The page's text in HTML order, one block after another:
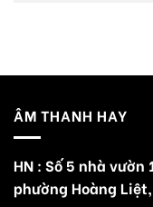
ÂM THANH HAY
HN : Số 5 nhà vườn
phường Hoàng